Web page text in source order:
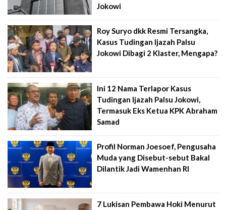
Jokowi
Roy Suryo dkk Resmi Tersangka,
Kasus Tudingan Ijazah Palsu
Jokowi Dibagi 2 Klaster, Mengapa?
Ini 12 Nama Terlapor Kasus
Tudingan Ijazah Palsu Jokowi,
Termasuk Eks Ketua KPK Abraham
Samad
Profil Norman Joesoef, Pengusaha
Muda yang Disebut-sebut Bakal
Dilantik Jadi Wamenhan RI
7 Lukisan Pembawa Hoki Menurut